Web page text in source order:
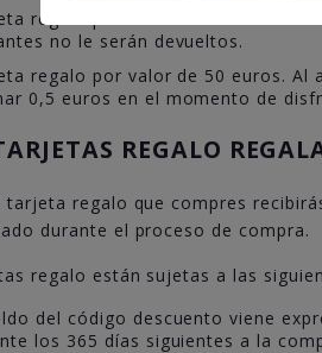
regalo por valor de 50 euros. Al
no le serán devueltos.
regalo por valor de 50 euros. Al
0,5 euros en el momento de
REGALO
tarjeta regalo que compres
durante el proceso de compra.
regalo están sujetas a las
del código descuento viene
los 365 días siguientes a la